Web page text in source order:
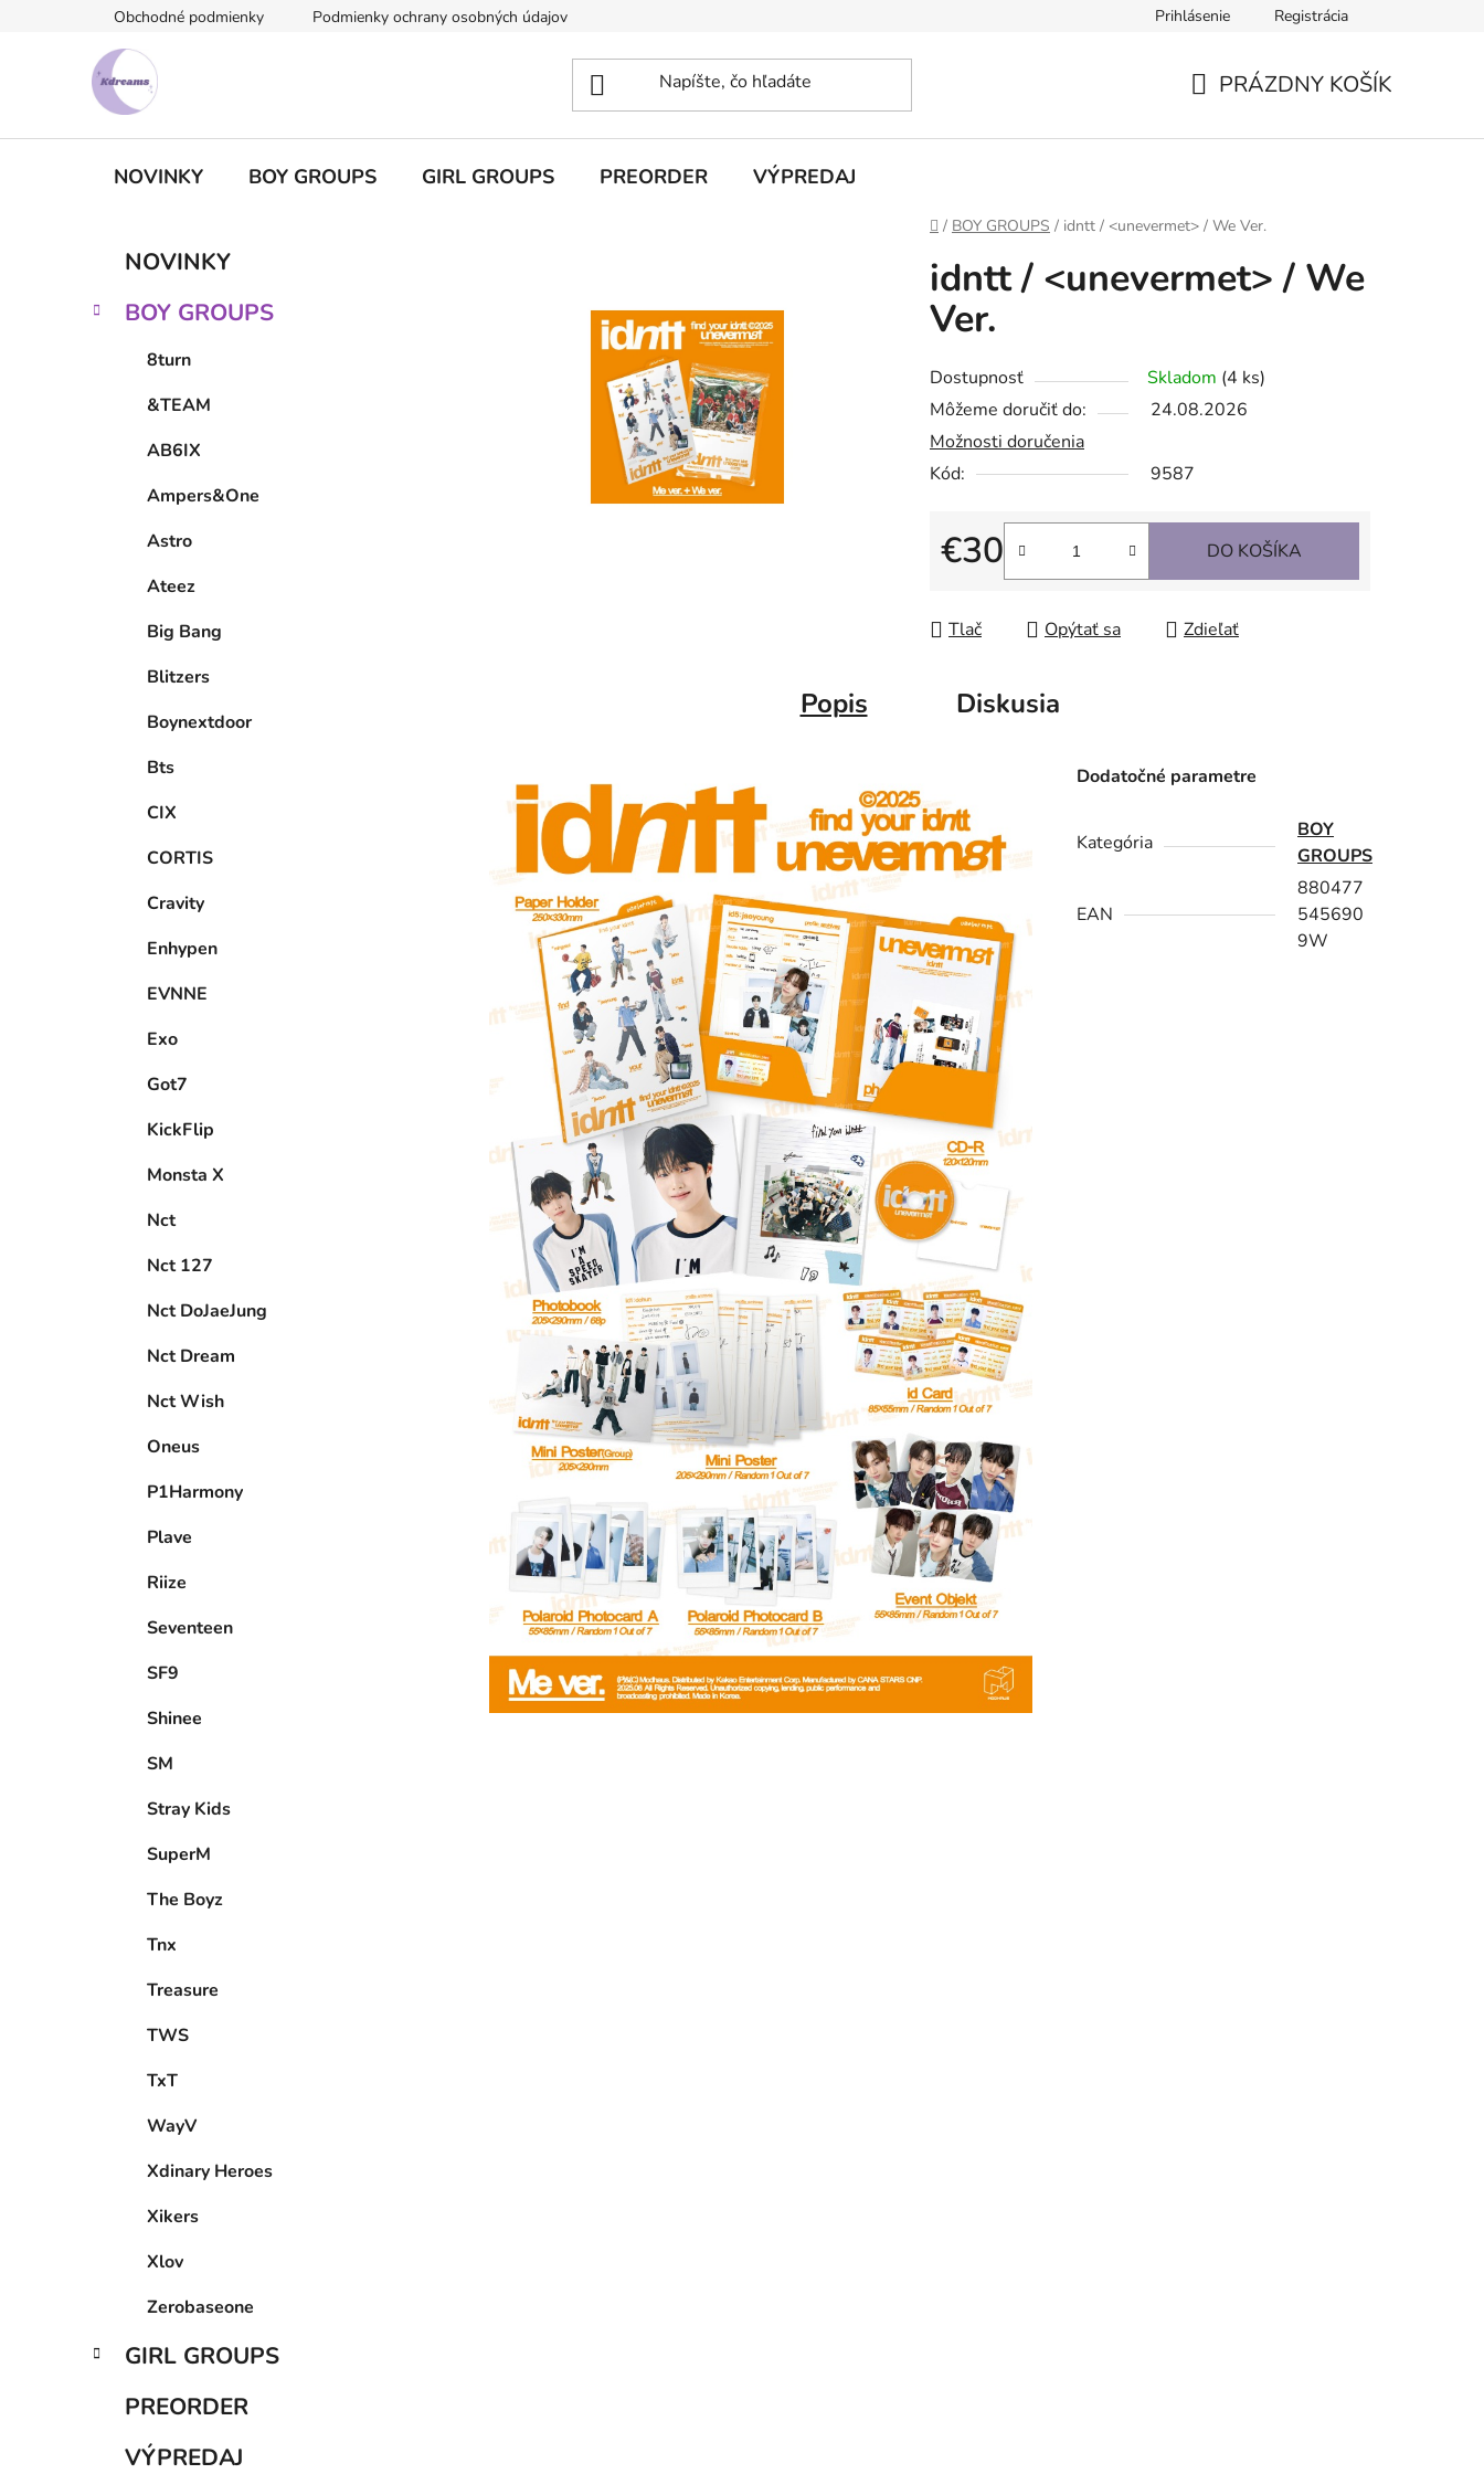
Obchodné podmienky Podmienky ochrany osobných údajov Prihlásenie Registrácia
PRÁZDNY KOŠÍK
NOVINKY BOY GROUPS GIRL GROUPS PREORDER VÝPREDAJ
Domov
/ BOY GROUPS / idntt / <unevermet> / We Ver.
č
Preskočiť
kategórie
e
NOVINKY
BOY GROUPS
8turn
&TEAM
AB6IX
Ampers&One
Astro
Ateez
Big Bang
Blitzers
Boynextdoor
Bts
CIX
CORTIS
Cravity
Enhypen
EVNNE
Exo
Got7
KickFlip
Monsta X
Nct
Nct 127
Nct DoJaeJung
Nct Dream
Nct Wish
Oneus
P1Harmony
Plave
Riize
Seventeen
SF9
Shinee
SM
Stray Kids
SuperM
The Boyz
Tnx
Treasure
TWS
TxT
WayV
Xdinary Heroes
Xikers
Xlov
Zerobaseone
GIRL GROUPS
PREORDER
VÝPREDAJ
idntt / <unevermet> / We
Ver.
Dostupnosť Skladom (4 ks)
Môžeme doručiť do:
24.08.2026
Možnosti doručenia
Kód:
9587
€30
Jednotková cena:
DO KOŠÍKA
Tlač Opýtať sa Zdieľať
Popis Diskusia
Dodatočné parametre
Kategória
BOY
GROUPS
EAN
880477
545690
9W